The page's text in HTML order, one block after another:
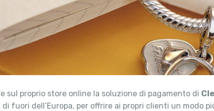
sul proprio store online la soluzione di pagamento di
di fuori dell’Europa, per offrire ai propri clienti un modo